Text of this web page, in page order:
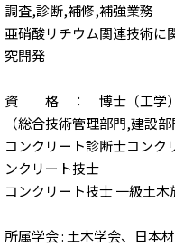
調査,診断,補修,補強業務
亜硝酸リチウム関連技術に
究開発
資 格 ： 博士（工学）
（総合技術管理部門,建設部
コンクリート診断士コンク
ンクリート技士
コンクリート技士 一級土
所属学会 : 土木学会、日本